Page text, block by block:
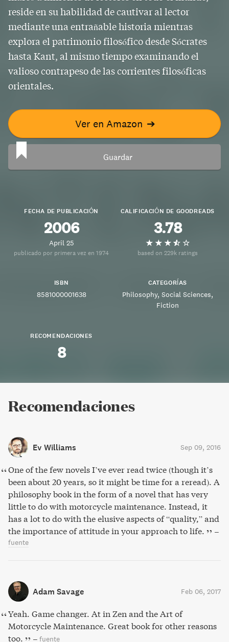
reside en su habilidad de cautivar al lector
mediante una entrañable historia mientras
explora el patrimonio filosófico desde Sócrates
hasta Kant, al mismo tiempo examinando el
valioso contrapeso de las corrientes filosóficas
orientales.
Ver en Amazon ➔
Guardar
FECHA DE PUBLICACIÓN
2006
April 25
publicado por primera vez en 1974
CALIFICACIÓN DE GOODREADS
3.78
based on 229k ratings
ISBN
8581000001638
CATEGORÍAS
Philosophy Social Sciences
Fiction
RECOMENDACIONES
8
Recomendaciones
Ev Williams Sep 09, 2016
One of the few novels I’ve ever read twice (though it’s
been about 20 years, so it might be time for a reread). A
philosophy book in the form of a novel that has very
little to do with motorcycle maintenance. Instead, it
has a lot to do with the elusive aspects of “quality,” and
the importance of attitude in your approach to life.
–
fuente
Adam Savage Feb 06, 2017
Yeah. Game changer. At in Zen and the Art of
Motorcycle Maintenance. Great book for other reasons
too.
– fuente